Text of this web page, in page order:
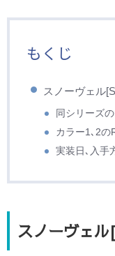
もくじ
スノーヴェル
同シリーズ
カラー1､2の
実装日､入手
スノーヴェ